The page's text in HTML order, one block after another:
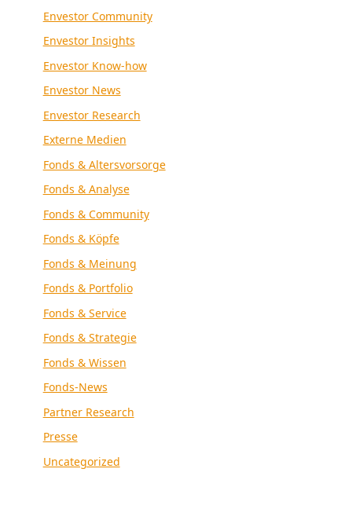
Envestor Community
Envestor Insights
Envestor Know-how
Envestor News
Envestor Research
Externe Medien
Fonds & Altersvorsorge
Fonds & Analyse
Fonds & Community
Fonds & Köpfe
Fonds & Meinung
Fonds & Portfolio
Fonds & Service
Fonds & Strategie
Fonds & Wissen
Fonds-News
Partner Research
Presse
Uncategorized